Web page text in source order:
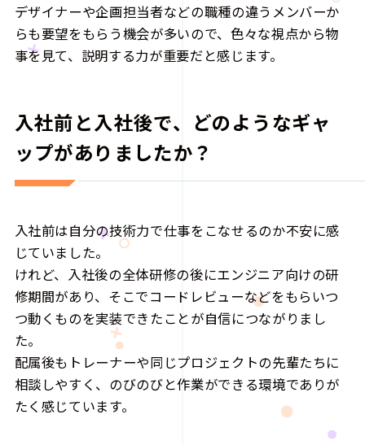
デザイナーや企画担当者などの職種の違うメンバーか
らも要望をもらう機会が多いので、色々な視点から物
事を見て、説明する力が重要だと感じます。
入社前と入社後で、どのようなギャ
ップがありましたか？
入社前は自分の技術力で仕事をこなせるのか不安に感
じていました。
けれど、入社後の全体研修の後にエンジニア向けの研
修期間があり、そこでコードレビューなどをもらいつ
つ動くものを実装できたことが自信につながりまし
た。
配属後もトレーナーや同じプロジェクトの先輩たちに
相談しやすく、のびのびと作業ができる環境でありが
たく感じています。